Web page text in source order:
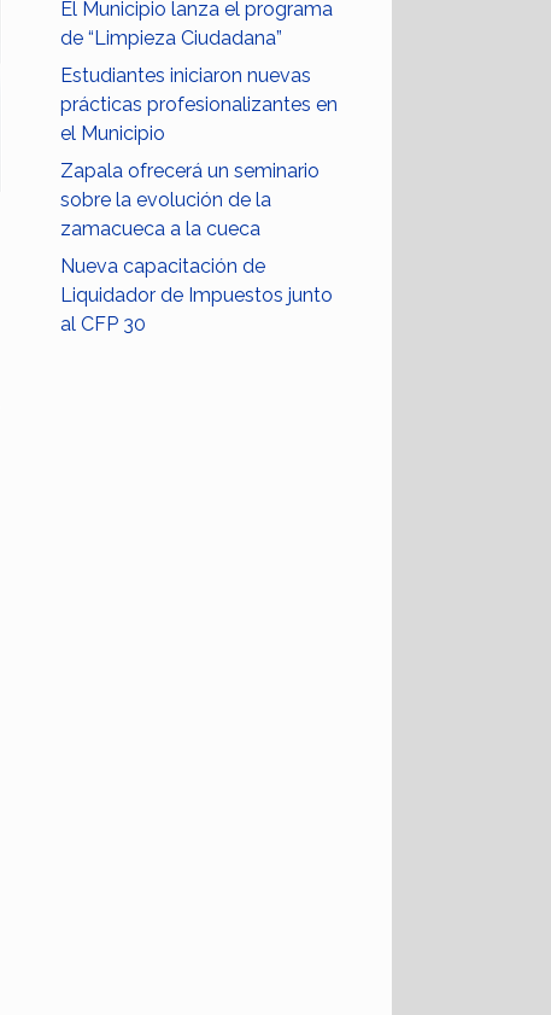
El Municipio lanza el programa
de “Limpieza Ciudadana”
Estudiantes iniciaron nuevas
prácticas profesionalizantes en
el Municipio
Zapala ofrecerá un seminario
sobre la evolución de la
zamacueca a la cueca
Nueva capacitación de
Liquidador de Impuestos junto
al CFP 30